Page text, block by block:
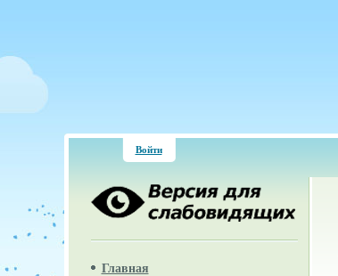
Войти
Главная